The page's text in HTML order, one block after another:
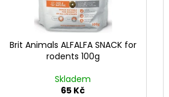
Brit Animals ALFALFA SNACK for
rodents 100g
Skladem
65 Kč
CALIBRA JOY DOG YUMMY CHICKEN
AND SALMON TREAT 100G